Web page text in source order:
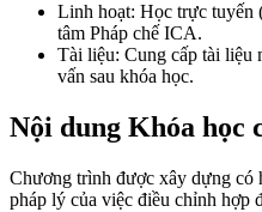
Linh hoạt: Học trực tuyến
tâm Pháp chế ICA.
Tài liệu: Cung cấp tài liệu
vấn sau khóa học.
Nội dung Khóa học
Chương trình được xây dựng có
pháp lý của việc điều chỉnh hợp